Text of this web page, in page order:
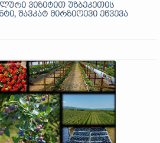
ვიზიტით უზბეკეთის
შავკატ მირზიოევი ეწვევა